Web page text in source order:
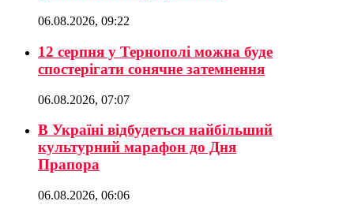
06.08.2026, 09:22
12 серпня у Тернополі можна буде
спостерігати сонячне затемнення
06.08.2026, 07:07
В Україні відбудеться найбільший
культурний марафон до Дня
Прапора
06.08.2026, 06:06